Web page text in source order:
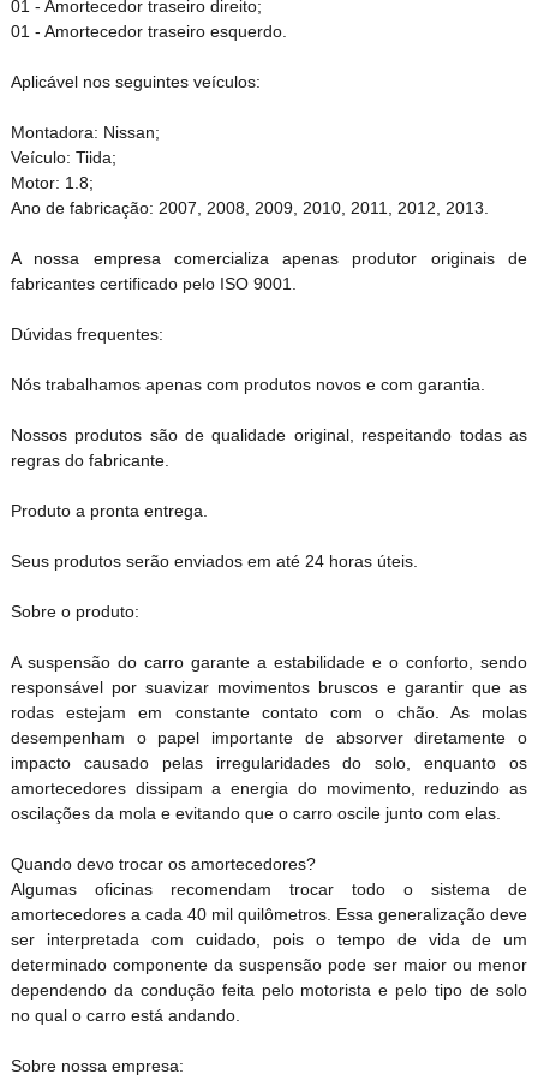
01 - Amortecedor traseiro direito;
01 - Amortecedor traseiro esquerdo.
Aplicável nos seguintes veículos:
Montadora: Nissan;
Veículo: Tiida;
Motor: 1.8;
Ano de fabricação: 2007, 2008, 2009, 2010, 2011, 2012, 2013.
A nossa empresa comercializa apenas produtor originais de
fabricantes certificado pelo ISO 9001.
Dúvidas frequentes:
Nós trabalhamos apenas com produtos novos e com garantia.
Nossos produtos são de qualidade original, respeitando todas as
regras do fabricante.
Produto a pronta entrega.
Seus produtos serão enviados em até 24 horas úteis.
Sobre o produto:
A suspensão do carro garante a estabilidade e o conforto, sendo
responsável por suavizar movimentos bruscos e garantir que as
rodas estejam em constante contato com o chão. As molas
desempenham o papel importante de absorver diretamente o
impacto causado pelas irregularidades do solo, enquanto os
amortecedores dissipam a energia do movimento, reduzindo as
oscilações da mola e evitando que o carro oscile junto com elas.
Quando devo trocar os amortecedores?
Algumas oficinas recomendam trocar todo o sistema de
amortecedores a cada 40 mil quilômetros. Essa generalização deve
ser interpretada com cuidado, pois o tempo de vida de um
determinado componente da suspensão pode ser maior ou menor
dependendo da condução feita pelo motorista e pelo tipo de solo
no qual o carro está andando.
Sobre nossa empresa: